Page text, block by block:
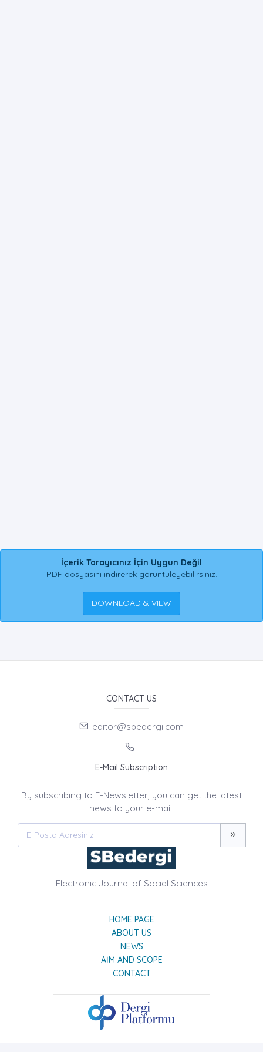
İçerik Tarayıcınız İçin Uygun Değil
PDF dosyasını indirerek görüntüleyebilirsiniz.
DOWNLOAD & VIEW
CONTACT US
editor@sbedergi.com
E-Mail Subscription
By subscribing to E-Newsletter, you can get the latest
news to your e-mail.
Electronic Journal of Social Sciences
HOME PAGE
ABOUT US
NEWS
AIM AND SCOPE
CONTACT